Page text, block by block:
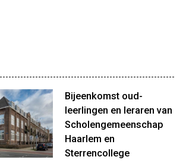
Bijeenkomst oud-
leerlingen en leraren van
Scholengemeenschap
Haarlem en
Sterrencollege